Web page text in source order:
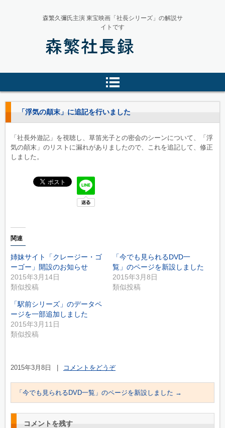
森繁久彌氏主演 東宝映画「社長シリーズ」の解説サ
イトです
「浮気の顛末」に追記を行いました
「社長外遊記」を視聴し、草笛光子との密会のシーンについて、「浮
気の顛末」のリストに漏れがありましたので、これを追記して、修正
しました。
関連
姉妹サイト「クレージー・ゴ
ーゴー」開設のお知らせ
2015年3月14日
類似投稿
「今でも見られるDVD一
覧」のページを新設しました
2015年3月8日
類似投稿
「駅前シリーズ」のデータペ
ージを一部追加しました
2015年3月11日
類似投稿
2015年3月8日 コメントをどうぞ
「今でも見られるDVD一覧」のページを新設しました →
コメントを残す